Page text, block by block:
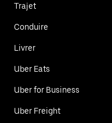
Trajet
Conduire
Livrer
Uber Eats
Uber for Business
Uber Freight